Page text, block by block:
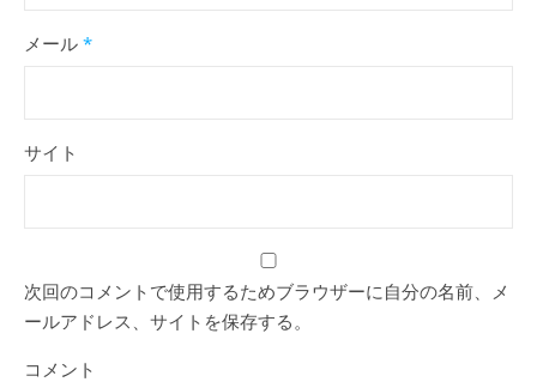
メール *
サイト
次回のコメントで使用するためブラウザーに自分の名前、メ
ールアドレス、サイトを保存する。
コメント